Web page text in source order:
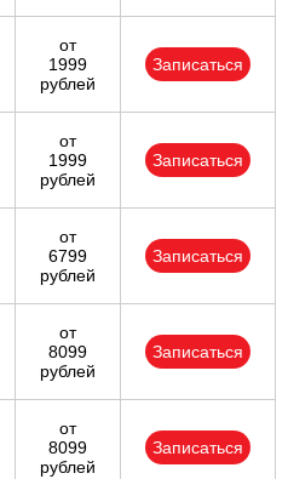
от
1999
рублей
Записаться
от
1999
рублей
Записаться
от
6799
рублей
Записаться
от
8099
рублей
Записаться
от
8099
рублей
Записаться